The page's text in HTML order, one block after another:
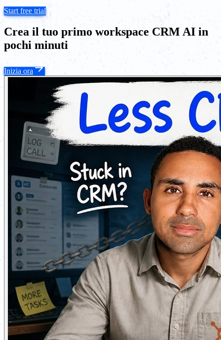
Start free trial
Crea il tuo primo workspace CRM AI in
pochi minuti
Inizia ora